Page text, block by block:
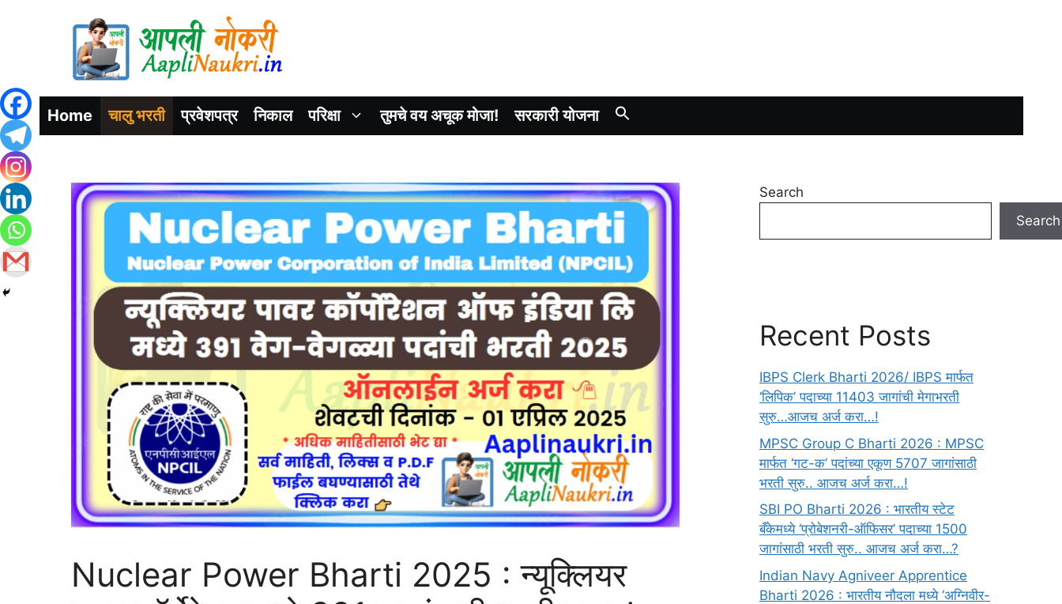
Home चालु भरती प्रवेशपत्र निकाल परिक्षा तुमचे वय अचूक मोजा! सरकारी योजना
Nuclear Power Bharti 2025 : न्यूक्लियर
Search
Search
Recent Posts
IBPS Clerk Bharti 2026/ IBPS मार्फत
‘लिपिक’ पदाच्या 11403 जागांची मेगाभरती
सुरु…आजच अर्ज करा…!
MPSC Group C Bharti 2026 : MPSC
मार्फत ‘गट-क’ पदांच्या एकूण 5707 जागांसाठी
भरती सुरु.. आजच अर्ज करा…!
SBI PO Bharti 2026 : भारतीय स्टेट
बँकेमध्ये ‘प्रोबेशनरी-ऑफिसर’ पदाच्या 1500
जागांसाठी भरती सुरु.. आजच अर्ज करा…?
Indian Navy Agniveer Apprentice
Bharti 2026 : भारतीय नौदला मध्ये ‘अग्निवीर-